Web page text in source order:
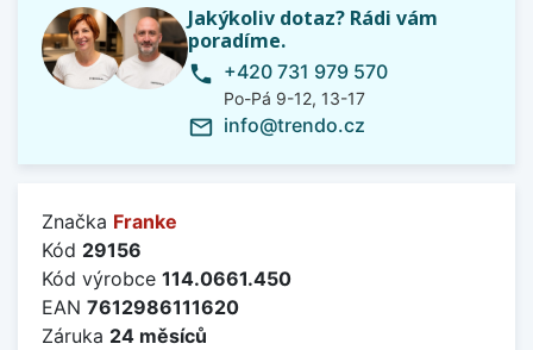
Jakýkoliv dotaz? Rádi vám
poradíme.
phone +420 731 979 570
Po-Pá 9-12, 13-17
mail_outline info@trendo.cz
Značka Franke
Kód 29156
Kód výrobce 114.0661.450
EAN 7612986111620
Záruka 24 měsíců